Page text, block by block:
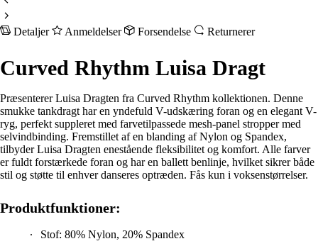
Præsenterer Luisa Dragten fra Curved Rhythm kollektionen. Denne
smukke tankdragt har en yndefuld V-udskæring foran og en elegant V-
ryg, perfekt suppleret med farvetilpassede mesh-panel stropper med
selvindbinding. Fremstillet af en blanding af Nylon og Spandex,
tilbyder Luisa Dragten enestående fleksibilitet og komfort. Alle farver
er fuldt forstærkede foran og har en ballett benlinje, hvilket sikrer både
stil og støtte til enhver danseres optræden. Fås kun i voksenstørrelser.
Stof: 80% Nylon, 20% Spandex
Mesh: 88% Polyester, 12% Spandex